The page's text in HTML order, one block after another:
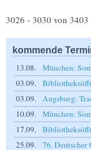
3026 - 3030 von 3403
kommende
13.08.
München:
03.09.
03.09.
Augsburg:
10.09.
München:
17.09.
25.09.
76. Deutscher